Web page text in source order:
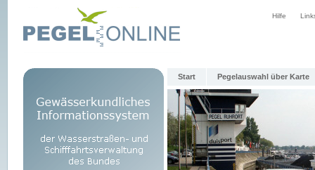
Hilfe
Start Pegelauswahl über Karte